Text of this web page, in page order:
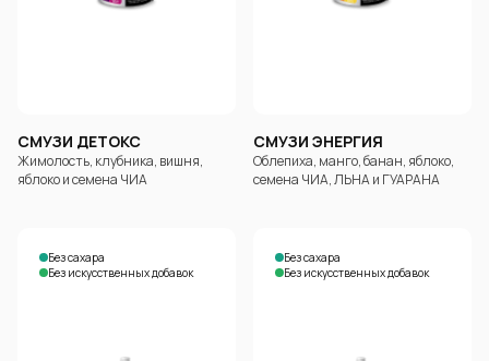
СМУЗИ ДЕТОКС
Жимолость, клубника, вишня,
яблоко и семена ЧИА
СМУЗИ ЭНЕРГИЯ
Облепиха, манго, банан, яблоко,
семена ЧИА, ЛЬНА и ГУАРАНА
Без сахара
Без искусственных добавок
Без сахара
Без искусственных добавок